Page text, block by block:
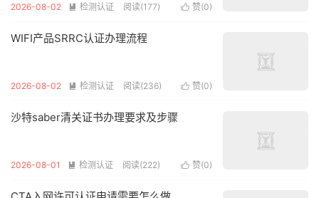
 赞(0)
2026-08-02  检测认证 阅读(177)
WIFI产品SRRC认证办理流程
 赞(0)
2026-08-02  检测认证 阅读(236)
沙特saber清关证书办理要求及步骤
 赞(0)
2026-08-01  检测认证 阅读(222)